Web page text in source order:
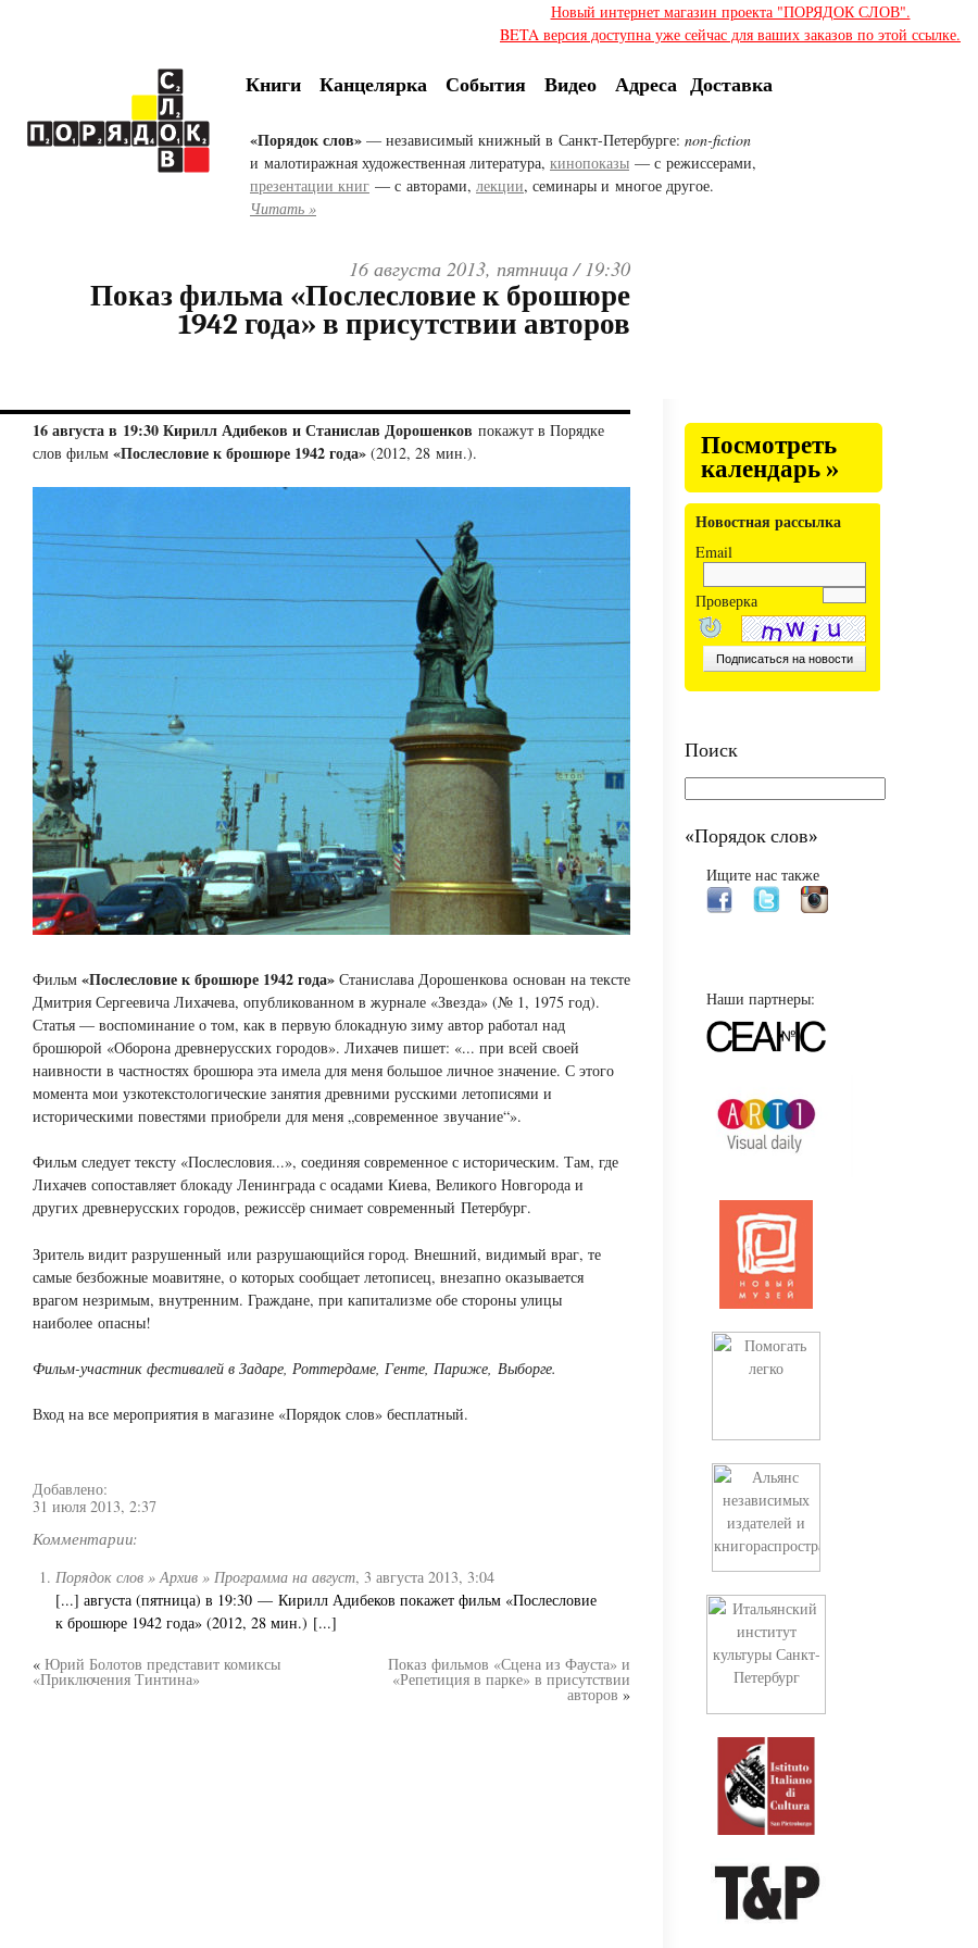
Новый интернет магазин проекта "ПОРЯДОК СЛОВ".
BETA версия доступна уже сейчас для ваших заказов по этой ссылке.
Книги Канцелярка События Видео Адреса Доставка
«Порядок слов» — независимый книжный в Санкт-Петербурге: non-fiction
и малотиражная художественная литература, кинопоказы — с режиссерами,
презентации книг — с авторами, лекции, семинары и многое другое.
Читать »
16 августа 2013, пятница /19:30
Показ фильма «Послесловие к брошюре
1942 года» в присутствии авторов
16 августа в 19:30 Кирилл Адибеков и Станислав Дорошенков покажут в Порядке
слов фильм «Послесловие к брошюре 1942 года» (2012, 28 мин.).
Фильм «Послесловие к брошюре 1942 года» Станислава Дорошенкова основан на тексте
Дмитрия Сергеевича Лихачева, опубликованном в журнале «Звезда» (№ 1, 1975 год).
Статья — воспоминание о том, как в первую блокадную зиму автор работал над
брошюрой «Оборона древнерусских городов». Лихачев пишет: «... при всей своей
наивности в частностях брошюра эта имела для меня большое личное значение. С этого
момента мои узкотекстологические занятия древними русскими летописями и
историческими повестями приобрели для меня „современное звучание“».
Фильм следует тексту «Послесловия...», соединяя современное с историческим. Там, где
Лихачев сопоставляет блокаду Ленинграда с осадами Киева, Великого Новгорода и
других древнерусских городов, режиссёр снимает современный Петербург.
Зритель видит разрушенный или разрушающийся город. Внешний, видимый враг, те
самые безбожные моавитяне, о которых сообщает летописец, внезапно оказывается
врагом незримым, внутренним. Граждане, при капитализме обе стороны улицы
наиболее опасны!
Фильм-участник фестивалей в Задаре, Роттердаме, Генте, Париже, Выборге.
Вход на все мероприятия в магазине «Порядок слов» бесплатный.
Добавлено:
31 июля 2013, 2:37
Комментарии:
Порядок слов » Архив » Программа на август, 3 августа 2013, 3:04
[...] августа (пятница) в 19:30 — Кирилл Адибеков покажет фильм «Послесловие
к брошюре 1942 года» (2012, 28 мин.) [...]
« Юрий Болотов представит комиксы
«Приключения Тинтина»
Показ фильмов «Сцена из Фауста» и
«Репетиция в парке» в присутствии
авторов »
Посмотреть
календарь »
Новостная рассылка
Email
Проверка
Поиск
«Порядок слов»
Ищите нас также
Наши партнеры: